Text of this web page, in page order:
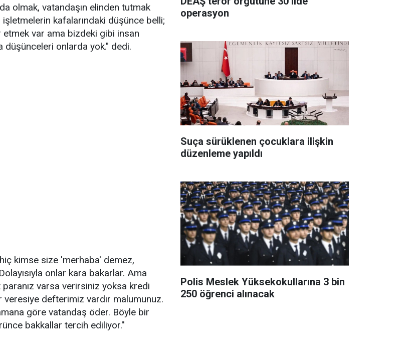
olmak, vatandaşın elinden tutmak
kafalarındaki düşünce belli;
var ama bizdeki gibi insan
onlarda yok." dedi.
kimse size 'merhaba' demez,
onlar kara bakarlar. Ama
varsa verirsiniz yoksa kredi
defterimiz vardır malumunuz.
göre vatandaş öder. Böyle bir
bakkallar tercih ediliyor.''
operasyon
Suça sürüklenen çocuklara ilişkin
düzenleme yapıldı
Polis Meslek Yüksekokullarına 3 bin
250 öğrenci alınacak